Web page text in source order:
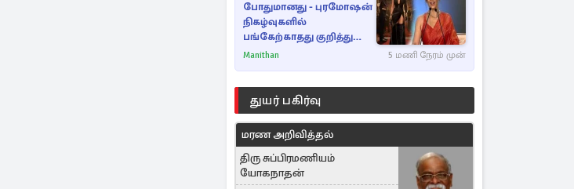
போதுமானது - புரமோஷன்
நிகழ்வுகளில்
பங்கேற்காதது குறித்து
நயன்தாரா ஓபன் டாக்!
Manithan 5 மணி நேரம் முன்
துயர் பகிர்வு
மரண அறிவித்தல்
திரு சுப்பிரமணியம்
யோகநாதன்